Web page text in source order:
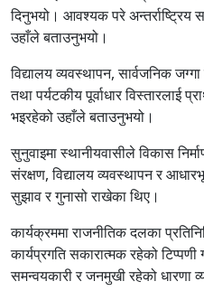
दिनुभयो। आवश्यक परे अन्तर्राष्ट्रिय
उहाँले बताउनुभयो।
विद्यालय व्यवस्थापन, सार्वजनिक
तथा पर्यटकीय पूर्वाधार विस्तारलाई
भइरहेको उहाँले बताउनुभयो।
सुनुवाइमा स्थानीयवासीले विकास
संरक्षण, विद्यालय व्यवस्थापन र
सुझाव र गुनासो राखेका थिए।
कार्यक्रममा राजनीतिक दलका
कार्यप्रगति सकारात्मक रहेको टिप्पणी
समन्वयकारी र जनमुखी रहेको धारणा